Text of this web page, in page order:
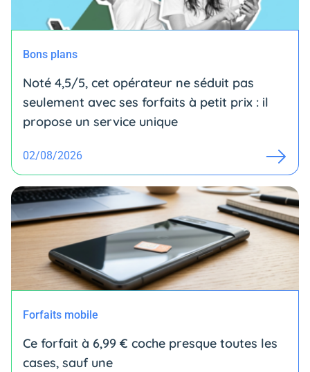
Bons plans
Noté 4,5/5, cet opérateur ne séduit pas
seulement avec ses forfaits à petit prix : il
propose un service unique
02/08/2026
Forfaits mobile
Ce forfait à 6,99 € coche presque toutes les
cases, sauf une